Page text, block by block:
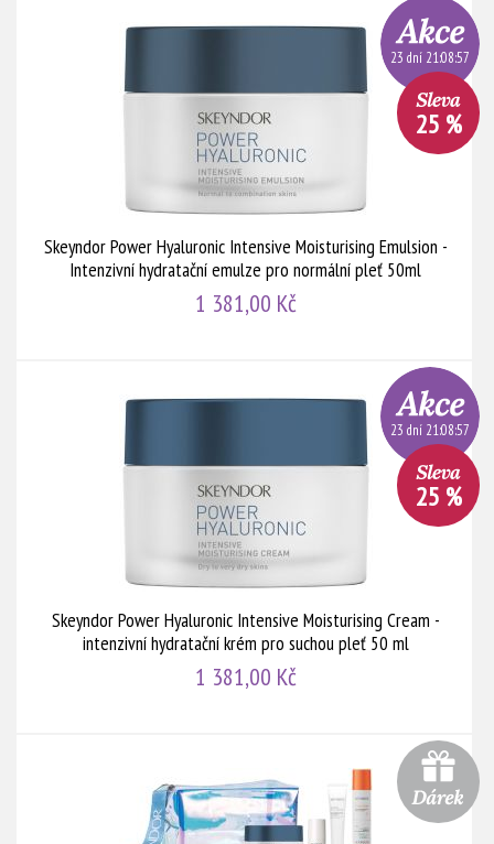
Skeyndor Power Hyaluronic Intensive Moisturising Emulsion -
Intenzivní hydratační emulze pro normální pleť 50ml
1 381,00 Kč
23 dní 21:08:56
25 %
Skeyndor Power Hyaluronic Intensive Moisturising Cream -
intenzivní hydratační krém pro suchou pleť 50 ml
1 381,00 Kč
23 dní 21:08:56
25 %